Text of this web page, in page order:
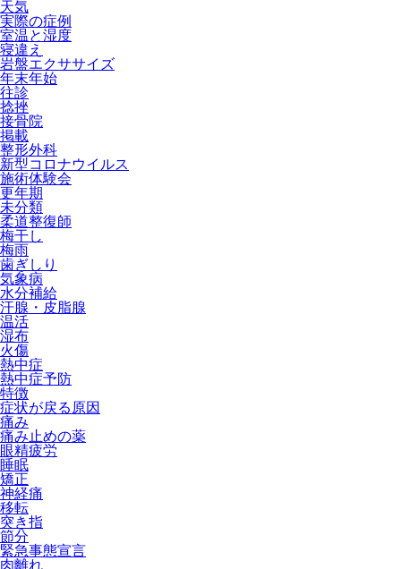
天気
実際の症例
室温と湿度
寝違え
岩盤エクササイズ
年末年始
往診
捻挫
接骨院
掲載
整形外科
新型コロナウイルス
施術体験会
更年期
未分類
柔道整復師
梅干し
梅雨
歯ぎしり
気象病
水分補給
汗腺・皮脂腺
温活
湿布
火傷
熱中症
熱中症予防
特徴
症状が戻る原因
痛み
痛み止めの薬
眼精疲労
睡眠
矯正
神経痛
移転
突き指
節分
緊急事態宣言
肉離れ